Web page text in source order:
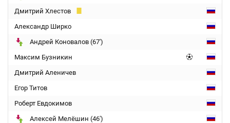
Дмитрий Хлестов
Александр Ширко
Андрей Коновалов (67')
Максим Бузникин
Дмитрий Аленичев
Егор Титов
Роберт Евдокимов
Алексей Мелёшин (46')